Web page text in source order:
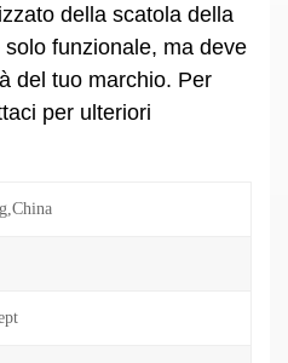
della scatola della
funzionale, ma deve
del tuo marchio. Per
per ulteriori